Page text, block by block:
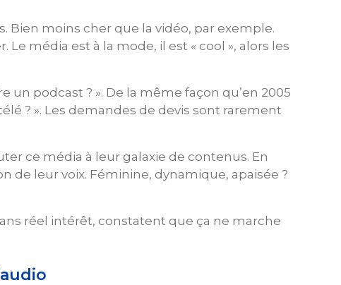
Bien moins cher que la vidéo, par exemple.
média est à la mode, il est « cool », alors les
podcast ? ». De la même façon qu’en 2005
? ». Les demandes de devis sont rarement
ce média à leur galaxie de contenus. En
de leur voix. Féminine, dynamique, apaisée ?
réel intérêt, constatent que ça ne marche